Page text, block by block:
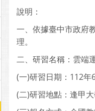
說明：
一、依據臺中市政府
理。
二、研習名稱：雲端
(一)研習日期：112年
(二)研習地點：逢甲